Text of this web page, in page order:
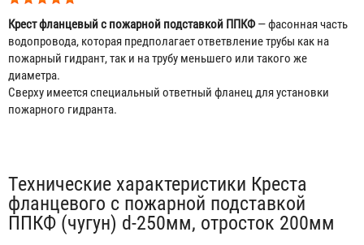
Крест фланцевый с пожарной подставкой ППКФ— фасонная часть
водопровода, которая предполагает ответвление трубы как на
пожарный гидрант, так и на трубу меньшего или такого же
диаметра.
Сверху имеется специальный ответный фланец для установки
пожарного гидранта.
Табы
Технические характеристики Креста
фланцевого с пожарной подставкой
ППКФ (чугун) d-250мм, отросток 200мм